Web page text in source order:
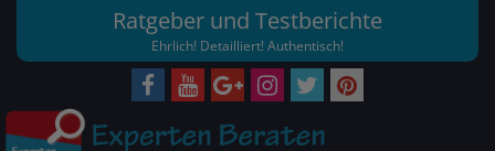
Ratgeber und Testberichte
Ehrlich! Detailliert! Authentisch!